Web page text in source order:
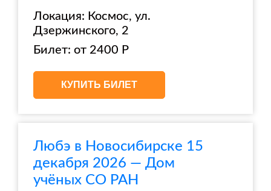
Локация: Космос, ул.
Дзержинского, 2
Билет: от 2400 Р
КУПИТЬ БИЛЕТ
Любэ в Новосибирске 15
декабря 2026 — Дом
учёных СО РАН